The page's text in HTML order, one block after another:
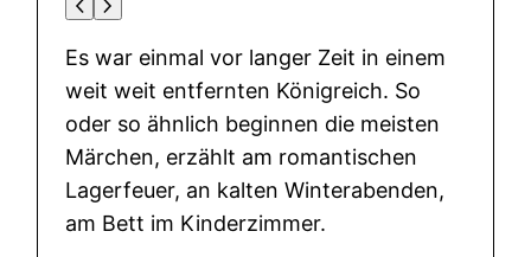
Es war einmal vor langer Zeit in einem
weit weit entfernten Königreich. So
oder so ähnlich beginnen die meisten
Märchen, erzählt am romantischen
Lagerfeuer, an kalten Winterabenden,
am Bett im Kinderzimmer.